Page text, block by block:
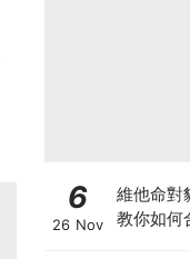
6
26 Nov
維他命對
教你如何